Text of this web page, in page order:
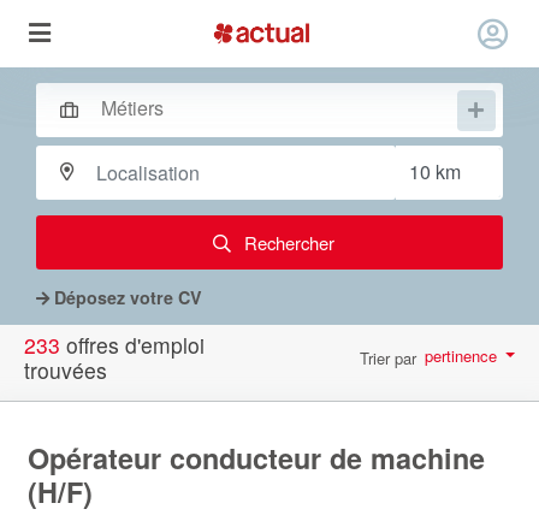
Rechercher
Déposez votre CV
233 offres d'emploi
trouvées
Trier par pertinence
Opérateur conducteur de machine
(H/F)